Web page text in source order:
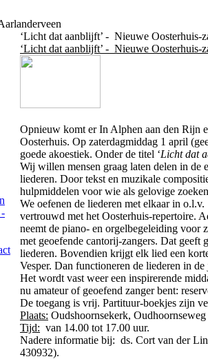
‘Licht dat aanblijft’ - Nieuwe Oosterhuis-
‘Licht dat aanblijft’ - Nieuwe Oosterhuis-
Opnieuw komt er In Alphen aan den Rijn
Oosterhuis. Op zaterdagmiddag 1 april
goede akoestiek. Onder de titel ‘Licht dat
Wij willen mensen graag laten delen in de
liederen. Door tekst en muzikale
hulpmiddelen voor wie als gelovige
We oefenen de liederen met elkaar in
vertrouwd met het Oosterhuis-repertoire.
neemt de piano- en orgelbegeleiding
met geoefende cantorij-zangers. Dat geeft
liederen. Bovendien krijgt elk lied een
Vesper. Dan functioneren de liederen in de
Het wordt vast weer een inspirerende
nu amateur of geoefend zanger bent:
De toegang is vrij. Partituur-boekjes zijn
Plaats: Oudshoornsekerk,
Tijd: van 14.00 tot 17.00 uur.
Nadere informatie bij: ds. Cort van der
430932).